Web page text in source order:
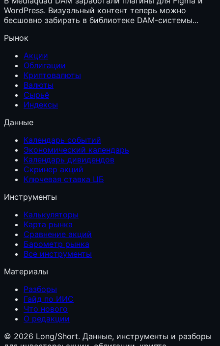
WordPress. Визуальный контент теперь можно
бесшовно забирать в библиотеке DAM-системы...
Рынок
Акции
Облигации
Криптовалюты
Валюты
Сырьё
Индексы
Данные
Календарь событий
Экономический календарь
Календарь дивидендов
Скринер акций
Ключевая ставка ЦБ
Инструменты
Калькуляторы
Карта рынка
Сравнение акций
Барометр рынка
Все инструменты
Материалы
Разборы
Гайд по ИИС
Что нового
О редакции
© 2026 Long/Short. Данные, инструменты и разборы